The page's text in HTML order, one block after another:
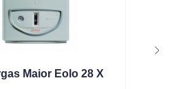
Maior Eolo 28 X